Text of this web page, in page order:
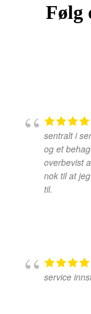
Følg
sentralt i
og et
overbevist
nok til at
til.
service